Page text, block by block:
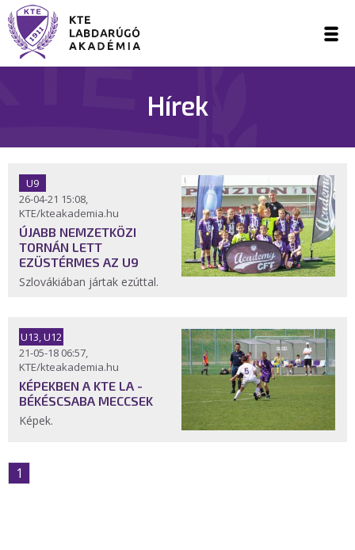
Hírek
U9
26-04-21 15:08,
KTE/kteakademia.hu
ÚJABB NEMZETKÖZI
TORNÁN LETT
EZÜSTÉRMES AZ U9
Szlovákiában jártak ezúttal.
U13, U12
21-05-18 06:57,
KTE/kteakademia.hu
KÉPEKBEN A KTE LA -
BÉKÉSCSABA MECCSEK
Képek.
1